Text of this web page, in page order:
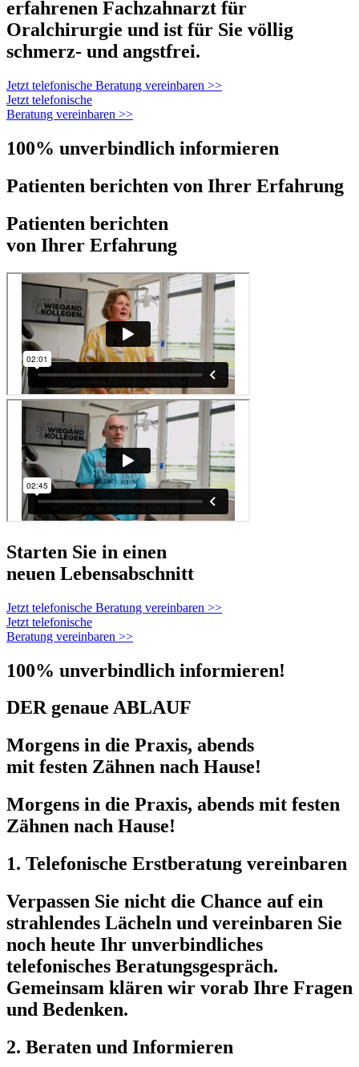
erfahrenen Fachzahnarzt für
Oralchirurgie und ist für Sie völlig
schmerz- und angstfrei.
Jetzt telefonische Beratung vereinbaren >>
Jetzt telefonische
Beratung vereinbaren >>
100% unverbindlich informieren
Patienten berichten von Ihrer Erfahrung
Patienten berichten
von Ihrer Erfahrung
Starten Sie in einen
neuen Lebensabschnitt
Jetzt telefonische Beratung vereinbaren >>
Jetzt telefonische
Beratung vereinbaren >>
100% unverbindlich informieren!
DER genaue ABLAUF
Morgens in die Praxis, abends
mit festen Zähnen nach Hause!
Morgens in die Praxis, abends mit festen
Zähnen nach Hause!
1. Telefonische Erstberatung vereinbaren
Verpassen Sie nicht die Chance auf ein
strahlendes Lächeln und vereinbaren Sie
noch heute Ihr unverbindliches
telefonisches Beratungsgespräch.
Gemeinsam klären wir vorab Ihre Fragen
und Bedenken.
2. Beraten und Informieren